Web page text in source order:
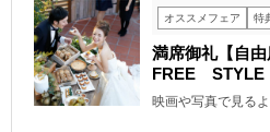
オススメフェア 特
満席御礼【自
FREE
映画や写真で見る